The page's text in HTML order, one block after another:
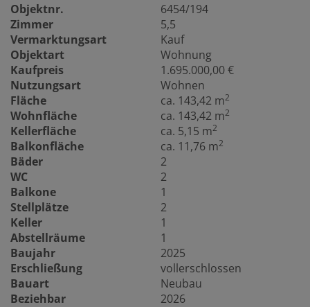
Objektnr.
6454/194
Zimmer
5,5
Vermarktungsart
Kauf
Objektart
Wohnung
Kaufpreis
1.695.000,00 €
Nutzungsart
Wohnen
Fläche
ca. 143,42 m2
Wohnfläche ca. 143,42 m2
Kellerfläche ca. 5,15 m2
Balkonfläche ca. 11,76 m2
Bäder
2
WC
2
Balkone
1
Stellplätze
2
Keller
1
Abstellräume
1
Baujahr
2025
Erschließung
vollerschlossen
Bauart
Neubau
Beziehbar
2026